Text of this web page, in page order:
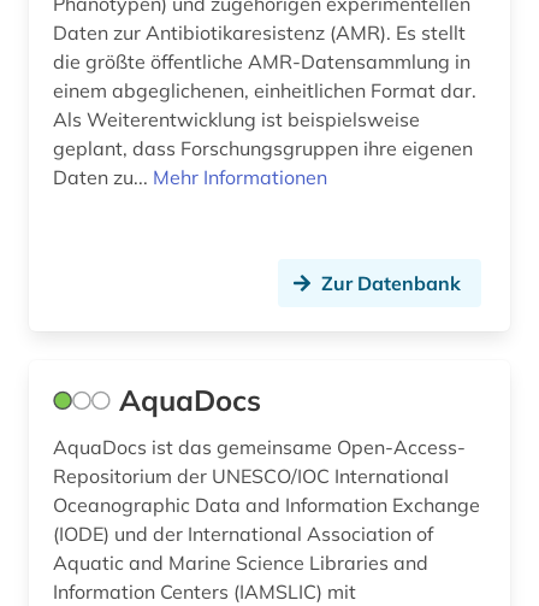
forstgeschichte (1)
forstnutzung (1)
forstwirtschaft (1)
forstwissenschaft (1)
färöisch (1)
w. leibniz-programm (1)
führer (1)
garten (1)
Daten zur Antibiotikaresistenz (AMR). Es stellt
die größte öffentliche AMR-Datensammlung in
einem abgeglichenen, einheitlichen Format dar.
Als Weiterentwicklung ist beispielsweise
geplant, dass Forschungsgruppen ihre eigenen
Daten zu... Mehr Informationen
Zur Datenbank
AquaDocs
AquaDocs ist das gemeinsame Open-Access-
Repositorium der UNESCO/IOC InternationaI
Oceanographic Data and Information Exchange
(IODE) und der International Association of
Aquatic and Marine Science Libraries and
Information Centers (IAMSLIC) mit